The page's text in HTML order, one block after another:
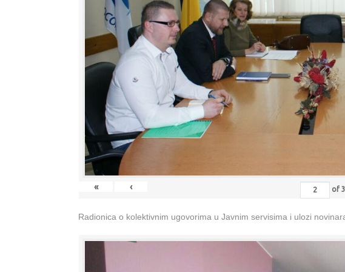
« ‹ of 3
Radionica o kolektivnim ugovorima u Javnim servisima i ulozi